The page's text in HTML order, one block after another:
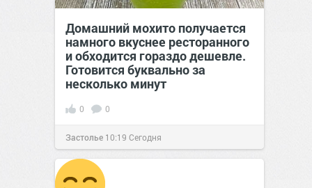
Домашний мохито получается
намного вкуснее ресторанного
и обходится гораздо дешевле.
Готовится буквально за
несколько минут
0 0
Застолье 10:19 Сегодня